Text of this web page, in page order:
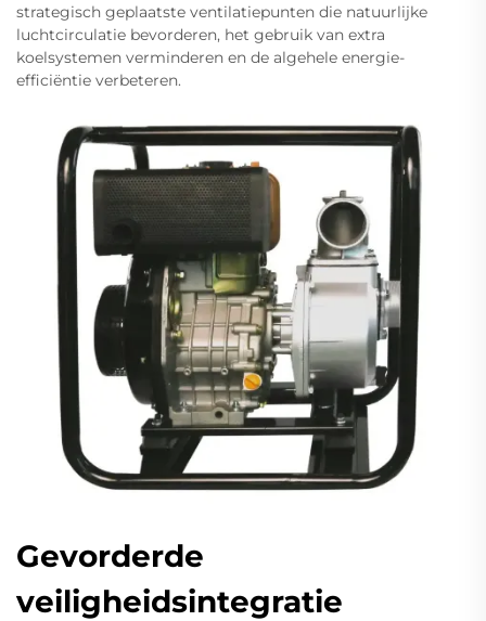
strategisch geplaatste ventilatiepunten die natuurlijke
luchtcirculatie bevorderen, het gebruik van extra
koelsystemen verminderen en de algehele energie-
efficiëntie verbeteren.
Gevorderde
veiligheidsintegratie